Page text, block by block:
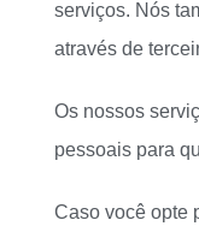
serviços. Nós
através de
Os nossos
pessoais para
Caso você opte